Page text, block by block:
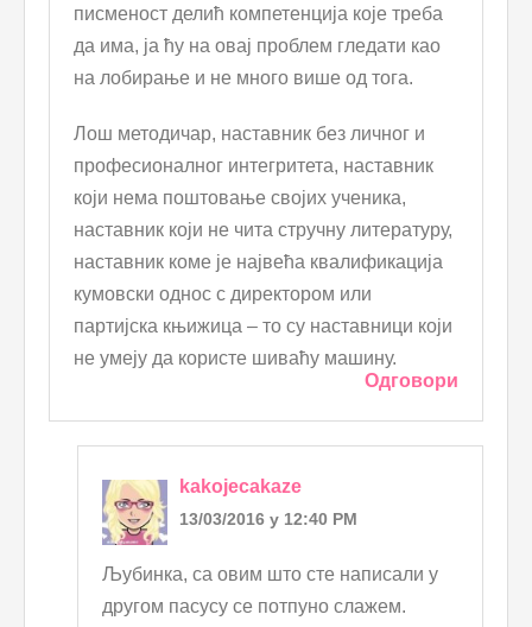
писменост делић компетенција које треба
да има, ја ћу на овај проблем гледати као
на лобирање и не много више од тога.
Лош методичар, наставник без личног и
професионалног интегритета, наставник
који нема поштовање својих ученика,
наставник који не чита стручну литературу,
наставник коме је највећа квалификација
кумовски однос с директором или
партијска књижица – то су наставници који
не умеју да користе шиваћу машину.
Одговори
kakojecakaze
13/03/2016 у 12:40 PM
Љубинка, са овим што сте написали у
другом пасусу се потпуно слажем.